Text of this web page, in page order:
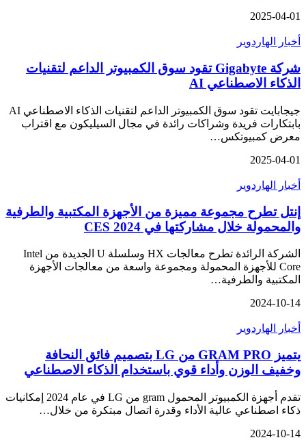
2025-04-01
أخبار الهاردوير
شركة Gigabyte تقود سوق الكمبيوتر الداعم لتقنيات
الذكاء الاصطناعي AI
جيجابايت تقود سوق الكمبيوتر الداعم لتقنيات الذكاء الاصطناعي AI
بابتكارات فريدة وشراكات رائدة في مجال السيليكون مع اقتراب
معرض كمبيوتكس…
2025-04-01
أخبار الهاردوير
إنتل تطرح مجموعة مميزة من الأجهزة المكتبية والطرفية
والمحمولة خلال مشاركتها في CES 2024
الشركة الرائدة تطرح معالجات HX وسلسلة U الجديدة من Intel
Core للأجهزة المحمولة ومجموعة واسعة من معالجات الأجهزة
المكتبية والطرفية…
2024-10-14
أخبار الهاردوير
يتميز GRAM PRO من LG بتصميم فائق النحافة
وخفيف الوزن وأداء قوي باستخدام الذكاء الاصطناعي
تقدم أجهزة الكمبيوتر المحمول gram من LG في عام 2024 إمكانيات
ذكاء اصطناعي عالية الأداء وقدرة اتصال مبتكرة من خلال…
2024-10-14